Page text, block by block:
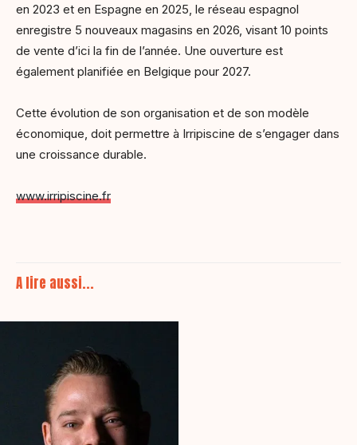
en 2023 et en Espagne en 2025, le réseau espagnol
enregistre 5 nouveaux magasins en 2026, visant 10 points
de vente d’ici la fin de l’année. Une ouverture est
également planifiée en Belgique pour 2027.
Cette évolution de son organisation et de son modèle
économique, doit permettre à Irripiscine de s’engager dans
une croissance durable.
www.irripiscine.fr
A lire aussi...